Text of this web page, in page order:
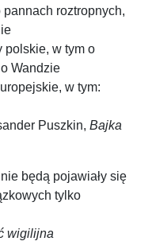
roztropnych,
polskie, w tym o
Wandzie
w tym:
Puszkin, Bajka
będą pojawiały się
tylko
wigilijna